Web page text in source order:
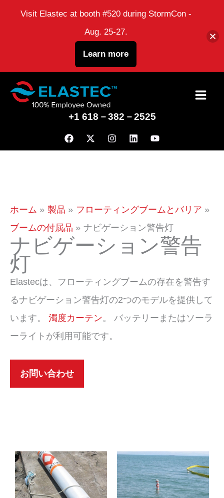
ツ
+1 618－382－2525
ホーム 製品
フローティングブームとバリア
ブームの付属品
ナビゲーション警告灯
ナビゲーション警告
灯
Elastecは、フローティングブームの存在を警告す
るナビゲーション警告灯の2つのモデルを提供して
います。 濁度カーテン。 バッテリーまたはソーラ
ーライトが利用可能です。
お問い合わせ
Visit Elastec at booth #520 during StormCon -
Aug. 25-27.
Learn more